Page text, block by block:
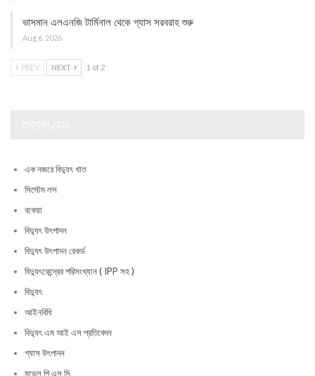
ভাসমান এলএনজি টার্মিনাল থেকে গ্যাস সরবরাহ শুরু
Aug 6, 2026
PREV NEXT 1 of 2
এক নজরে বিদ্যুৎ খাত
সিস্টেম লস
বকেয়া
বিদ্যুৎ উৎপাদন
বিদ্যুৎ উৎপাদন রেকর্ড
বিদ্যুৎকেন্দ্রের পরিসংখ্যান ( IPP সহ )
বিদ্যুৎ
আইনবিধি
বিদ্যুৎ এম আই এস প্রতিবেদন
গ্যাস উৎপাদন
মডেল পি এস সি